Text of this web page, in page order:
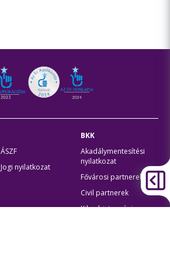
ÁSZF
Jogi nyilatkozat
BKK
Akadálymentesítési
nyilatkozat
Fővárosi partnerek
Civil partnerek
Kiberbiztonsági